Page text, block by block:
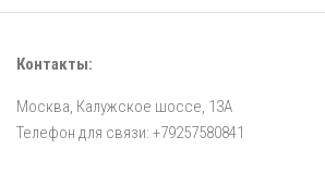
Контакты:
Москва, Калужское шоссе, 13А
Телефон для связи: +79257580841